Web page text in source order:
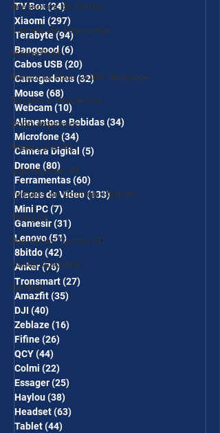
Acessórios de Celular
Câmera de Segurança
MousePads
Memórtia Ram DDR4 Notebook
Roupas e Acessórios
Robô Aspirador
Mesa para PC
Impressoras 3D
Veículos de Controle Remoto
Relógios
Pen drive / Cartão SD
Cooler Gabinete
Gimbal
TV Box(24)24 posts
Xiaomi (297)
Terabyte(94)94 posts
Banggood(6)
Cabos USB(20)
Carregadores(32)32 posts
Mouse(68)
Webcam(10)
Alimentos e Bebidas(34)
Microfone(34)
Câmera Digital (5)
Drone(80) 80 posts
Ferramentas(60)
Placas de Vídeo(133)133 posts
Mini PC(7)
Gamesir(31)
Lenovo(51)51 posts
8bitdo(42)
Anker(76)76 posts
Tronsmart(27)
Amazfit(35)
DJI (40)
Zeblaze(16)
Fifine(26)
QCY(44)
Colmi (22)
Essager(25)
Haylou(38)
Headset(63)
Tablet(44)